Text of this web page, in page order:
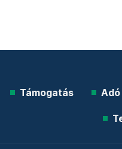
Támogatás Adó